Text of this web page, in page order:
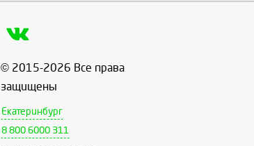
© 2015-2026 Все права
защищены
Екатеринбург
8 800 6000 311